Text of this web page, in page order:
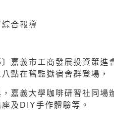
合報導
〕嘉義市工商發展投資策
點在舊監獄宿舍群登場，
嘉義大學咖啡研習社同場
及DIY手作體驗等。